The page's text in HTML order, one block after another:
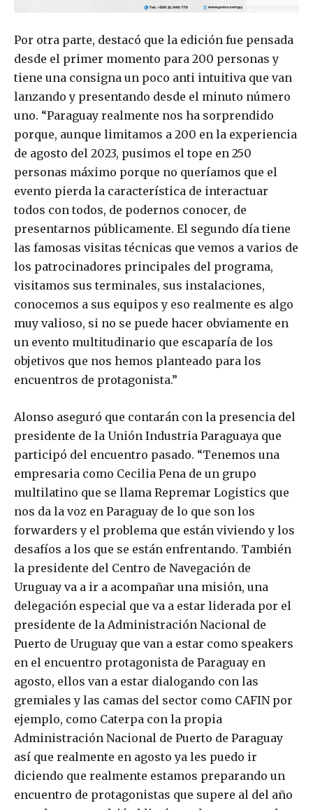
Por otra parte, destacó que la edición fue pensada
desde el primer momento para 200 personas y
tiene una consigna un poco anti intuitiva que van
lanzando y presentando desde el minuto número
uno. “Paraguay realmente nos ha sorprendido
porque, aunque limitamos a 200 en la experiencia
de agosto del 2023, pusimos el tope en 250
personas máximo porque no queríamos que el
evento pierda la característica de interactuar
todos con todos, de podernos conocer, de
presentarnos públicamente. El segundo día tiene
las famosas visitas técnicas que vemos a varios de
los patrocinadores principales del programa,
visitamos sus terminales, sus instalaciones,
conocemos a sus equipos y eso realmente es algo
muy valioso, si no se puede hacer obviamente en
un evento multitudinario que escaparía de los
objetivos que nos hemos planteado para los
encuentros de protagonista.”
Alonso aseguró que contarán con la presencia del
presidente de la Unión Industria Paraguaya que
participó del encuentro pasado. “Tenemos una
empresaria como Cecilia Pena de un grupo
multilatino que se llama Repremar Logistics que
nos da la voz en Paraguay de lo que son los
forwarders y el problema que están viviendo y los
desafíos a los que se están enfrentando. También
la presidente del Centro de Navegación de
Uruguay va a ir a acompañar una misión, una
delegación especial que va a estar liderada por el
presidente de la Administración Nacional de
Puerto de Uruguay que van a estar como speakers
en el encuentro protagonista de Paraguay en
agosto, ellos van a estar dialogando con las
gremiales y las camas del sector como CAFIN por
ejemplo, como Caterpa con la propia
Administración Nacional de Puerto de Paraguay
así que realmente en agosto ya les puedo ir
diciendo que realmente estamos preparando un
encuentro de protagonistas que supere al del año